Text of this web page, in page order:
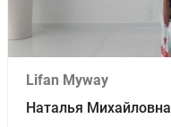
Lifan Myway
Наталья Михайловна